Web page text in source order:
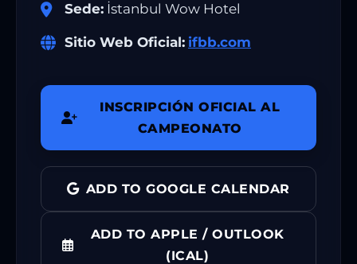
Sede: İstanbul Wow Hotel
Sitio Web Oficial: ifbb.com
INSCRIPCIÓN OFICIAL AL
CAMPEONATO
ADD TO GOOGLE CALENDAR
ADD TO APPLE / OUTLOOK
(ICAL)